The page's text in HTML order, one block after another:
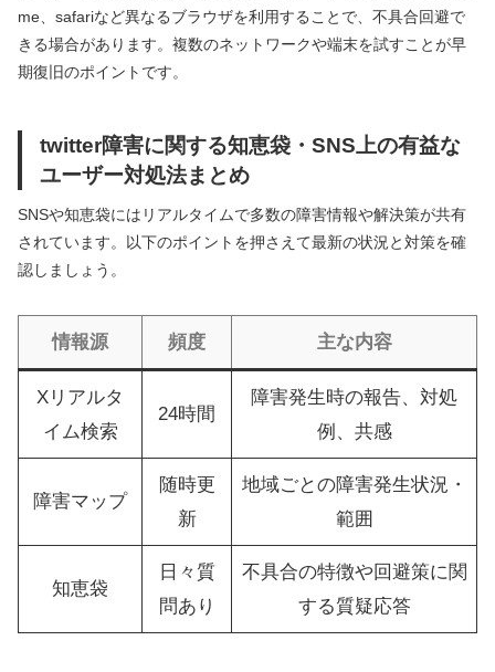
me、safariなど異なるブラウザを利用することで、不具合回避で
きる場合があります。複数のネットワークや端末を試すことが早
期復旧のポイントです。
twitter障害に関する知恵袋・SNS上の有益な
ユーザー対処法まとめ
SNSや知恵袋にはリアルタイムで多数の障害情報や解決策が共有
されています。以下のポイントを押さえて最新の状況と対策を確
認しましょう。
情報源 頻度 主な内容
Xリアルタ
イム検索
24時間
障害発生時の報告、対処
例、共感
障害マップ
随時更
新
地域ごとの障害発生状況・
範囲
知恵袋
日々質
問あり
不具合の特徴や回避策に関
する質疑応答